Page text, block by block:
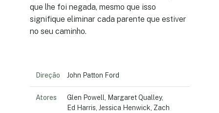
que lhe foi negada, mesmo que isso
signifique eliminar cada parente que estiver
no seu caminho.
Direção John Patton Ford
Atores
Glen Powell, Margaret Qualley,
Ed Harris, Jessica Henwick, Zach